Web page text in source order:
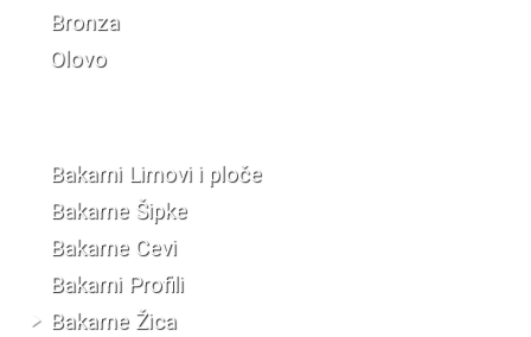
Bronza
Olovo
Bakarni Limovi i ploče
Bakarne Šipke
Bakarne Cevi
Bakarni Profili
Bakarne Žica